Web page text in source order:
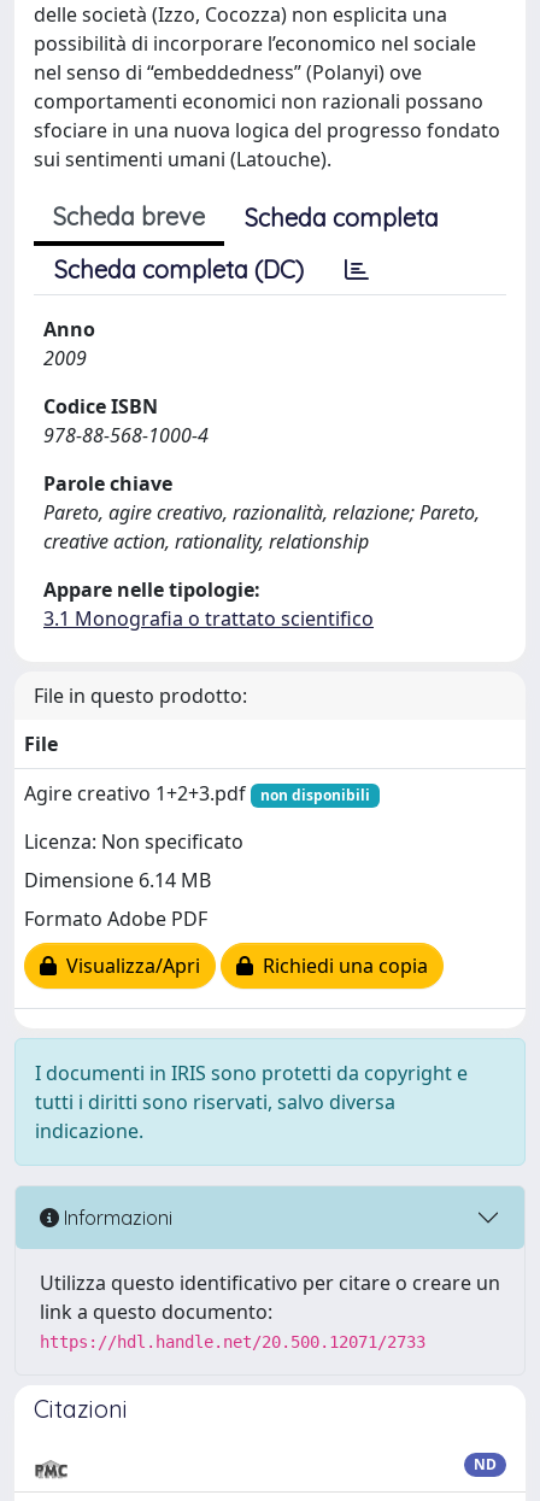
delle società (Izzo, Cocozza) non esplicita una
possibilità di incorporare l’economico nel sociale
nel senso di “embeddedness” (Polanyi) ove
comportamenti economici non razionali possano
sfociare in una nuova logica del progresso fondato
sui sentimenti umani (Latouche).
Scheda breve
Scheda completa
Scheda completa (DC)
Anno
2009
Codice ISBN
978-88-568-1000-4
Parole chiave
Pareto, agire creativo, razionalità, relazione; Pareto,
creative action, rationality, relationship
Appare nelle tipologie:
3.1 Monografia o trattato scientifico
File in questo prodotto:
File
Agire creativo 1+2+3.pdf
non disponibili
Licenza: Non specificato
Dimensione 6.14 MB
Formato Adobe PDF
Visualizza/Apri
Richiedi una copia
I documenti in IRIS sono protetti da copyright e
tutti i diritti sono riservati, salvo diversa
indicazione.
Informazioni
Utilizza questo identificativo per citare o creare un
link a questo documento:
https://hdl.handle.net/20.500.12071/2733
Citazioni
ND